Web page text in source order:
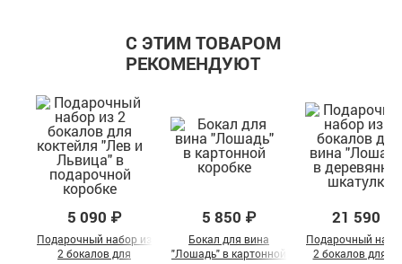
С ЭТИМ ТОВАРОМ
РЕКОМЕНДУЮТ
5 090 ₽
Подарочный набор из
2 бокалов для
5 850 ₽
Бокал для вина
"Лошадь" в картонной
21 590 ₽
Подарочный
2 бокалов для